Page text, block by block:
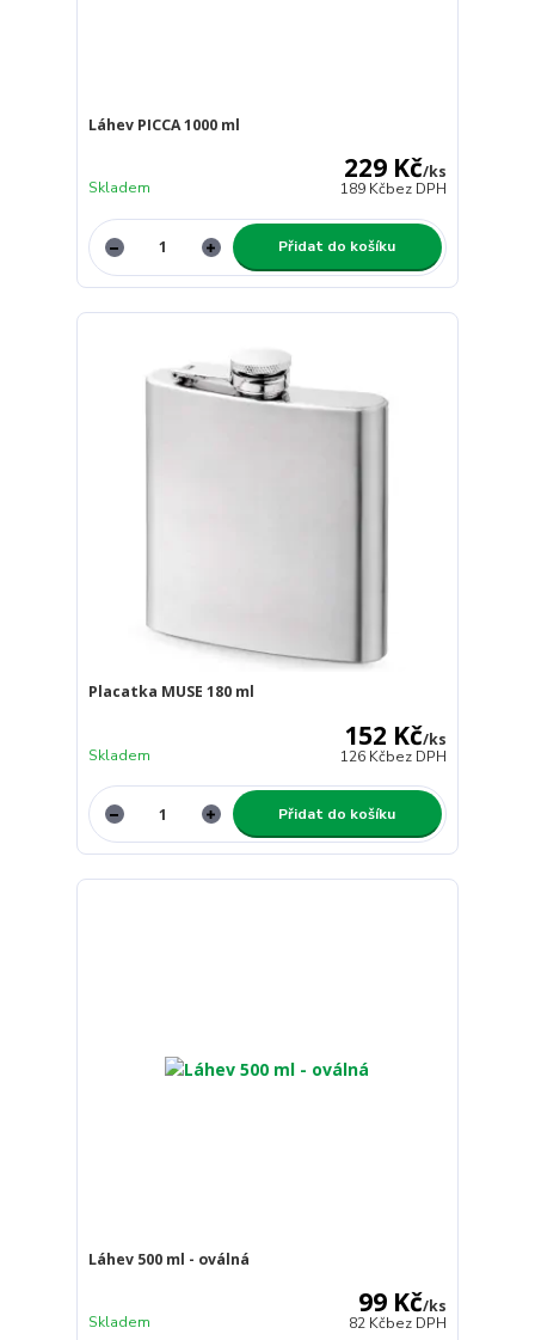
Láhev PICCA 1000 ml
229 Kč/ks
189 Kčbez DPH
Skladem
Přidat do košíku
Placatka MUSE 180 ml
152 Kč/ks
126 Kčbez DPH
Skladem
Přidat do košíku
Láhev 500 ml - oválná
99 Kč/ks
82 Kčbez DPH
Skladem